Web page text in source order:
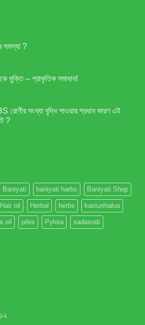
সমস্যা ?
মুক্তি – প্রাকৃতিক সমাধান!
রোগীর সংখ্যা বৃদ্ধি পাওয়ার প্রধান কারণ এই
?
Baniyati baniyati harbs Baniyati Shop
Hair oil Herbal herbs kasturihalua
oil piles Pylora sadasrab